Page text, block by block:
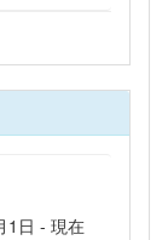
1日 - 現在